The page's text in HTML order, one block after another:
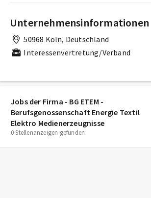
Jobs der Firma - BG ETEM -
Berufsgenossenschaft Energie Textil
Elektro Medienerzeugnisse
0 Stellenanzeigen gefunden
Unternehmensinformationen
50968 Köln, Deutschland
Interessenvertretung/Verband